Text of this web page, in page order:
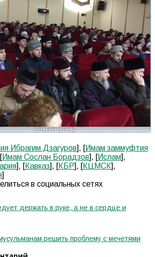
Ибрагим Дзагуров], [Имам заммуфтия
Имам Сослан Борадзов], [Ислам],
], [Кавказ], [КБР], [КЦМСК],
]
в социальных сетях
держать в руке, а не в сердце и
решить проблему с мечетями